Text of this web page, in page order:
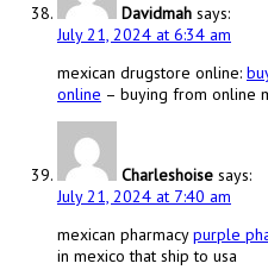
Davidmah says:
July 21, 2024 at 6:34 am
mexican drugstore online:
online – buying from online
Charleshoise says:
July 21, 2024 at 7:40 am
mexican pharmacypurple
in mexico that ship to usa